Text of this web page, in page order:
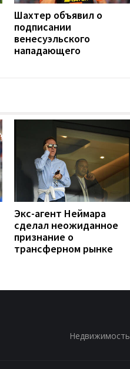
Шахтер объявил о
подписании
венесуэльского
нападающего
Экс-агент Неймара
сделал неожиданное
признание о
трансферном рынке
Недвижимость